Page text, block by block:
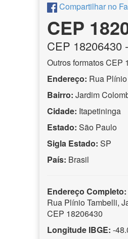
Compartilhar no
CEP
CEP 18206430
Outros formatos CEP
Endereço: Rua
Bairro: Jardim
Cidade: Itapetininga
Estado: São Paulo
Sigla Estado: SP
País: Brasil
Endereço Completo:
Rua Plínio Tambelli,
CEP 18206430
Longitude IBGE: -